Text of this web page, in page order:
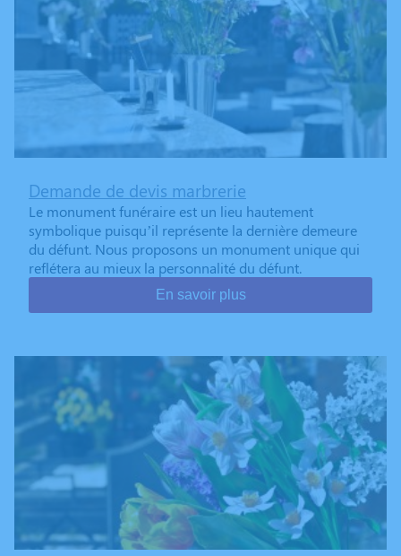
Demande de devis marbrerie
Le monument funéraire est un lieu hautement
symbolique puisqu’il représente la dernière demeure
du défunt. Nous proposons un monument unique qui
reflétera au mieux la personnalité du défunt.
En savoir plus